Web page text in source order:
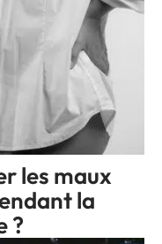
les maux
la
?